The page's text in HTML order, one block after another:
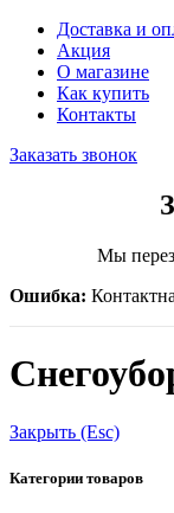
Доставка и
Акция
О магазине
Как купить
Контакты
Заказать звонок
Мы
Ошибка:
Закрыть (Esc)
Категории товаров